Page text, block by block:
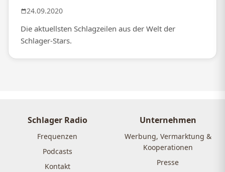
24.09.2020
Die aktuellsten Schlagzeilen aus der Welt der
Schlager-Stars.
Schlager Radio
Frequenzen
Podcasts
Kontakt
Unternehmen
Werbung, Vermarktung &
Kooperationen
Presse